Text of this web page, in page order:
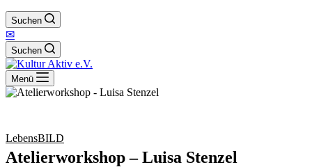
Suchen
✉
Suchen
Menü
LebensBILD
Atelierworkshop – Luisa Stenzel